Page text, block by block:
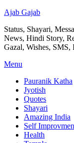
Ajab Gajab
Status, Shayari,
News, Hindi Story,
Gazal, Wishes, SMS,
Menu
Pauranik Katha
Jyotish
Quotes
Shayari
Amazing India
Self
Health